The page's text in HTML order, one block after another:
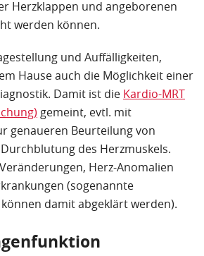
Herzklappen und angeborenen
werden können.
und Auffälligkeiten,
Hause auch die Möglichkeit einer
Damit ist die Kardio-MRT
gemeint, evtl. mit
genaueren Beurteilung von
des Herzmuskels.
Herz-Anomalien
(sogenannte
damit abgeklärt werden).